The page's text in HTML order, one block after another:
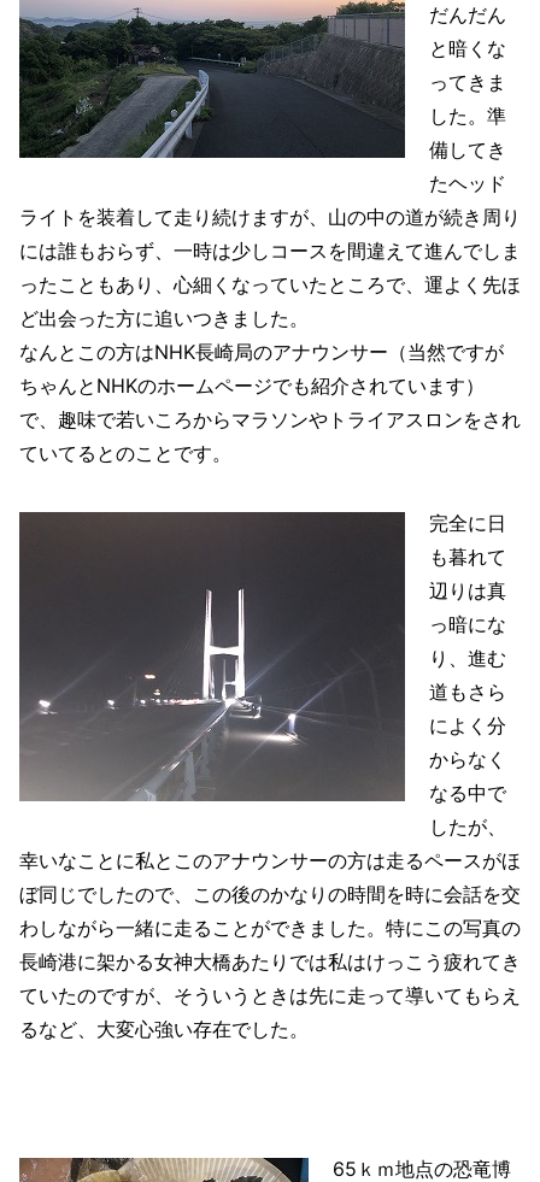
だんだん
と暗くな
ってきま
した。準
備してき
たヘッド
ライトを装着して走り続けますが、山の中の道が続き周り
には誰もおらず、一時は少しコースを間違えて進んでしま
ったこともあり、心細くなっていたところで、運よく先ほ
ど出会った方に追いつきました。
なんとこの方はNHK長崎局のアナウンサー（当然ですが
ちゃんとNHKのホームページでも紹介されています）
で、趣味で若いころからマラソンやトライアスロンをされ
ていてるとのことです。
完全に日
も暮れて
辺りは真
っ暗にな
り、進む
道もさら
によく分
からなく
なる中で
したが、
幸いなことに私とこのアナウンサーの方は走るペースがほ
ぼ同じでしたので、この後のかなりの時間を時に会話を交
わしながら一緒に走ることができました。特にこの写真の
長崎港に架かる女神大橋あたりでは私はけっこう疲れてき
ていたのですが、そういうときは先に走って導いてもらえ
るなど、大変心強い存在でした。
65ｋｍ地点の恐竜博